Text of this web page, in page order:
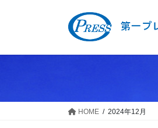
キ
に
HOME 2024年12月